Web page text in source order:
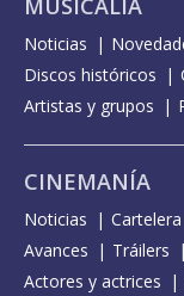
MUSICALIA
Noticias
Discos históricos
Artistas y grupos
CINEMANÍA
Noticias Cartelera
Avances
Tráilers
Actores y actrices